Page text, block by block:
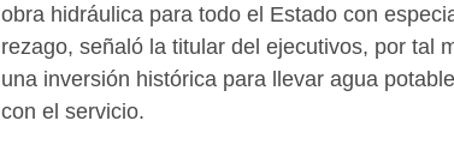
obra hidráulica para todo el Estado con
rezago, señaló la titular del ejecutivos, por tal
una inversión histórica para llevar agua
con el servicio.